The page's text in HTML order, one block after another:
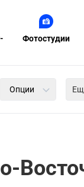
Фотостудии
Опции